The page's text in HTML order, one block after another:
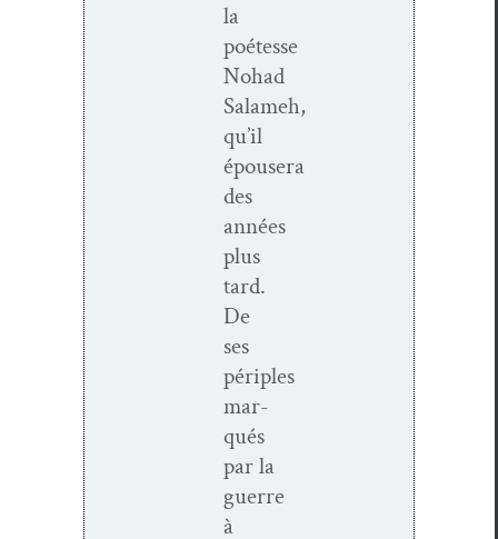
la
poétesse
Nohad
Salameh,
qu’il
épousera
des
années
plus
tard.
De
ses
périples
mar­
qués
par la
guerre
à